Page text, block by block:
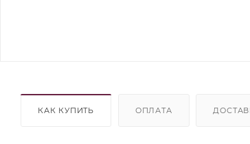
КАК КУПИТЬ ОПЛАТА